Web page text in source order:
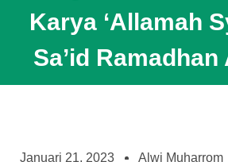
Karya ‘Allamah
Sa’id
Januari 21, 2023 Alwi Muharrom